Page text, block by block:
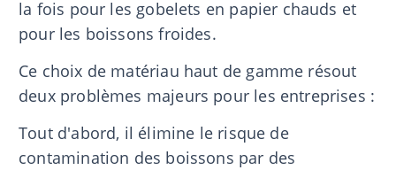
la fois pour les gobelets en papier chauds et
pour les boissons froides.
Ce choix de matériau haut de gamme résout
deux problèmes majeurs pour les entreprises :
Tout d'abord, il élimine le risque de
contamination des boissons par des